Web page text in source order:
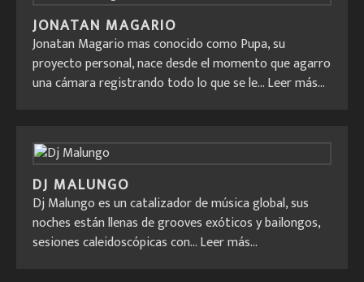
JONATAN MAGARIO
Jonatan Magario mas conocido como Pupa, su
proyecto personal, nace desde el momento que agarro
una cámara registrando todo lo que se le...Leer más...
DJ MALUNGO
Dj Malungo es un catalizador de música global, sus
noches están llenas de grooves exóticos y bailongos,
sesiones caleidoscópicas con...Leer más...